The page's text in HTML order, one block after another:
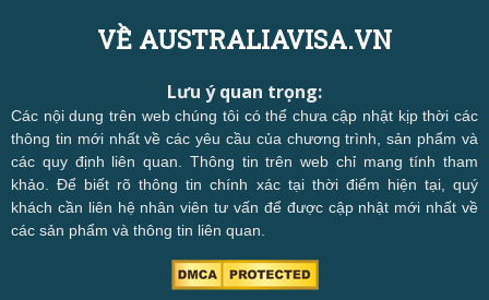
VỀ AUSTRALIAVISA.VN
Lưu ý quan trọng:
Các nội dung trên web chúng tôi có thể chưa cập nhật kịp thời các
thông tin mới nhất về các yêu cầu của chương trình, sản phẩm và
các quy định liên quan. Thông tin trên web chỉ mang tính tham
khảo. Để biết rõ thông tin chính xác tại thời điểm hiện tại, quý
khách cần liên hệ nhân viên tư vấn để được cập nhật mới nhất về
các sản phẩm và thông tin liên quan.